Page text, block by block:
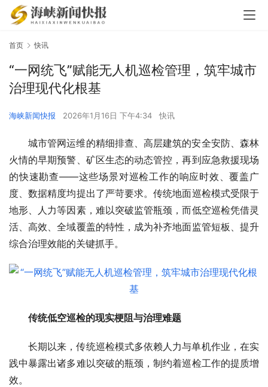
首页 快讯
“一网统飞”赋能无人机巡检管理，筑牢城市
治理现代化根基
海峡新闻快报 2026年1月16日 下午4:34 快讯
城市管网运维的精细排查、高层建筑的安全安防、森林
火情的早期预警、矿区生态的动态管控，再到应急救援现场
的快速勘查——这些场景对巡检工作的响应时效、覆盖广
度、数据精度均提出了严苛要求。传统地面巡检模式受限于
地形、人力等因素，难以突破监管瓶颈，而低空巡检凭借灵
活、高效、全域覆盖的特性，成为补齐地面监管短板、提升
综合治理效能的关键抓手。
传统低空巡检的现实梗阻与治理难题
长期以来，传统巡检模式多依赖人力与单机作业，在实
践中暴露出诸多难以突破的瓶颈，制约着巡检工作的提质增
效。